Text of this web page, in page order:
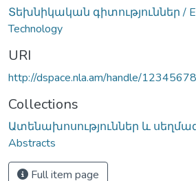
Տեխնիկական գիտություններ /
Technology
URI
http://dspace.nla.am/handle/
Collections
Ատենախոսություններ և
Abstracts
Full item page